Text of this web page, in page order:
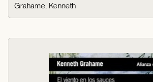
Grahame, Kenneth